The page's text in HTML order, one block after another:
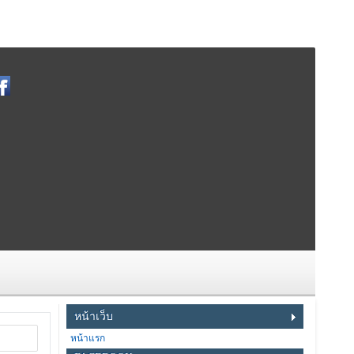
หน้าเว็บ
หน้าแรก